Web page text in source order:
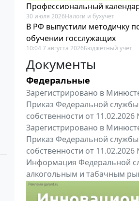
Профессиональный
30 июля 2026Налоги и бухучет
В РФ выпустили методичку
обучении госслужащих
10:04 7 августа 2026Бюджетный учет
Документы
Федеральные
Зарегистрировано в
Приказ Федеральной
собственности от
Зарегистрировано в
Приказ Федеральной
собственности от
Информация Федеральной
алкогольным и табачным
"Вниманию производителей
Все федеральные документы